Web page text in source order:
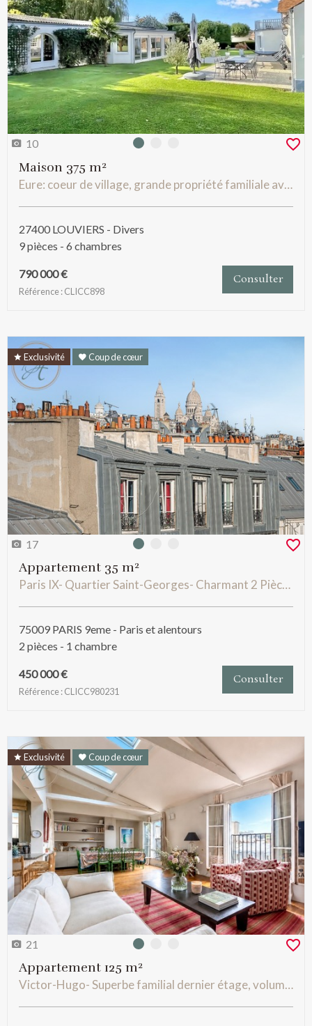
10 Photo 0
Maison 375 m²
Eure: coeur de village, grande propriété familiale avec annexes et piscine interieure,
27400 LOUVIERS - Divers
9 pièces - 6 chambres
790 000 €
Référence : CLICC898
Consulter
Exclusivité Coup de cœur
17 Photo 0
Appartement 35 m²
Paris IX- Quartier Saint-Georges- Charmant 2 Pièces Dernier étage ascenseur Balcons vue Sacré coeur
75009 PARIS 9eme - Paris et alentours
2 pièces - 1 chambre
450 000 €
Référence : CLICC980231
Consulter
Exclusivité Coup de cœur
21 Photo 0
Appartement 125 m²
Victor-Hugo- Superbe familial dernier étage, volumes exceptionnels, vue dégagéé Tour Eiffel. Janson de Sailly